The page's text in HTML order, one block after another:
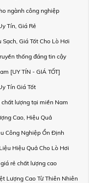
ngành công nghiệp
Tín, Giá Rẻ
Giá Tốt Cho Lò Hơi
thống đáng tin cậy
[UY TÍN - GIÁ TỐT]
Tín Giá Tốt
lượng tại miền Nam
Cao, Hiệu Quả
Công Nghiệp Ổn Định
Hiệu Quả Cho Lò Hơi
rẻ chất lượng cao
Lượng Cao Từ Thiên Nhiên